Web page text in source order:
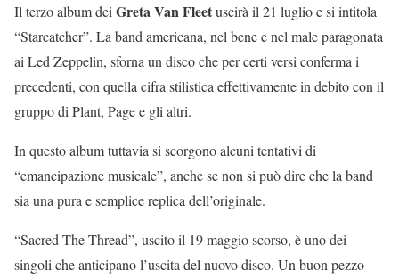
Il terzo album dei Greta Van Fleetuscirà il 21 luglio e si intitola
“Starcatcher”. La band americana, nel bene e nel male paragonata
ai Led Zeppelin, sforna un disco che per certi versi conferma i
precedenti, con quella cifra stilistica effettivamente in debito con il
gruppo di Plant, Page e gli altri.
In questo album tuttavia si scorgono alcuni tentativi di
“emancipazione musicale”, anche se non si può dire che la band
sia una pura e semplice replica dell’originale.
“Sacred The Thread”, uscito il 19 maggio scorso, è uno dei
singoli che anticipano l’uscita del nuovo disco. Un buon pezzo